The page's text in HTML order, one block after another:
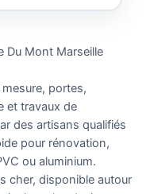
Du Mont Marseille
portes,
et travaux de
des artisans qualifiés
pour rénovation,
ou aluminium.
cher, disponible autour